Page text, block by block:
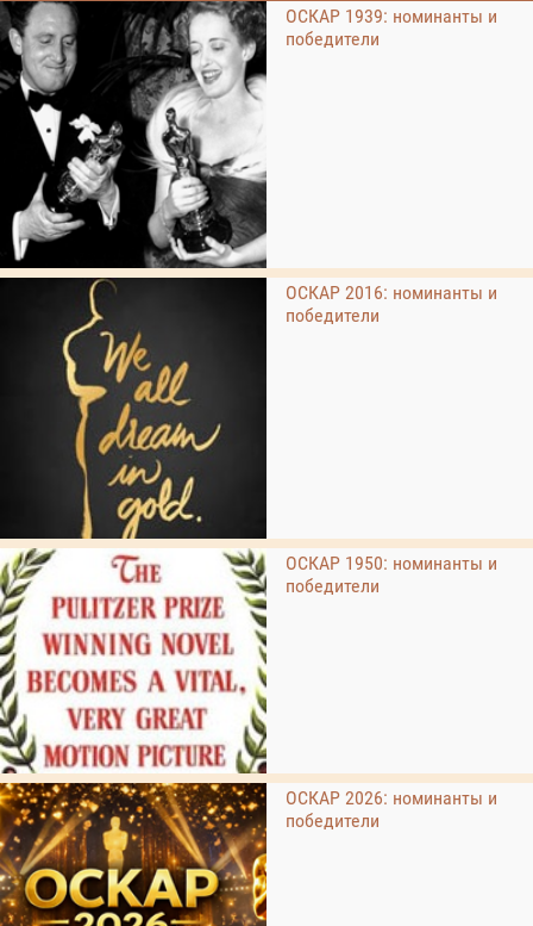
ОСКАР 1939: номинанты и
победители
ОСКАР 2016: номинанты и
победители
ОСКАР 1950: номинанты и
победители
ОСКАР 2026: номинанты и
победители